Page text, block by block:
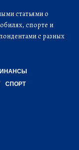
статьями о
спорте и
с разных
СПОРТ